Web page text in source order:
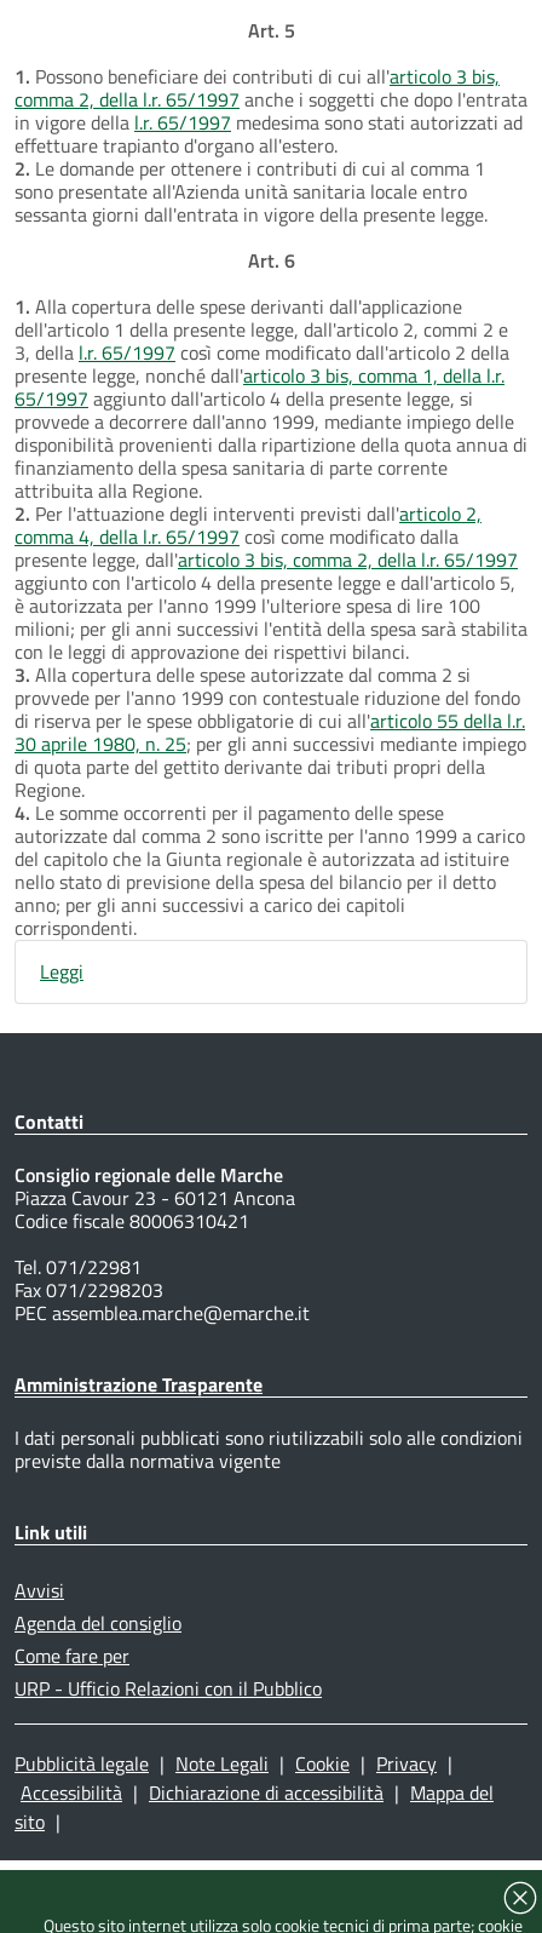
Art. 5
1. Possono beneficiare dei contributi di cui all'articolo 3 bis,
comma 2, della l.r. 65/1997 anche i soggetti che dopo l'entrata
in vigore della l.r. 65/1997 medesima sono stati autorizzati ad
effettuare trapianto d'organo all'estero.
2. Le domande per ottenere i contributi di cui al comma 1
sono presentate all'Azienda unità sanitaria locale entro
sessanta giorni dall'entrata in vigore della presente legge.
Art. 6
1. Alla copertura delle spese derivanti dall'applicazione
dell'articolo 1 della presente legge, dall'articolo 2, commi 2 e
3, della l.r. 65/1997 così come modificato dall'articolo 2 della
presente legge, nonché dall'articolo 3 bis, comma 1, della l.r.
65/1997 aggiunto dall'articolo 4 della presente legge, si
provvede a decorrere dall'anno 1999, mediante impiego delle
disponibilità provenienti dalla ripartizione della quota annua di
finanziamento della spesa sanitaria di parte corrente
attribuita alla Regione.
2. Per l'attuazione degli interventi previsti dall'articolo 2,
comma 4, della l.r. 65/1997 così come modificato dalla
presente legge, dall'articolo 3 bis, comma 2, della l.r. 65/1997
aggiunto con l'articolo 4 della presente legge e dall'articolo 5,
è autorizzata per l'anno 1999 l'ulteriore spesa di lire 100
milioni; per gli anni successivi l'entità della spesa sarà stabilita
con le leggi di approvazione dei rispettivi bilanci.
3. Alla copertura delle spese autorizzate dal comma 2 si
provvede per l'anno 1999 con contestuale riduzione del fondo
di riserva per le spese obbligatorie di cui all'articolo 55 della l.r.
30 aprile 1980, n. 25; per gli anni successivi mediante impiego
di quota parte del gettito derivante dai tributi propri della
Regione.
4. Le somme occorrenti per il pagamento delle spese
autorizzate dal comma 2 sono iscritte per l'anno 1999 a carico
del capitolo che la Giunta regionale è autorizzata ad istituire
nello stato di previsione della spesa del bilancio per il detto
anno; per gli anni successivi a carico dei capitoli
corrispondenti.
Leggi
Contatti
Consiglio regionale delle Marche
Piazza Cavour 23 - 60121 Ancona
Codice fiscale 80006310421
Tel. 071/22981
Fax 071/2298203
PEC assemblea.marche@emarche.it
Amministrazione Trasparente
I dati personali pubblicati sono riutilizzabili solo alle condizioni
previste dalla normativa vigente
Link utili
Avvisi
Agenda del consiglio
Come fare per
URP - Ufficio Relazioni con il Pubblico
Pubblicità legale | Note Legali | Cookie | Privacy |
Accessibilità | Dichiarazione di accessibilità | Mappa del
sito |
Questo sito internet utilizza solo cookie tecnici di prima parte; cookie